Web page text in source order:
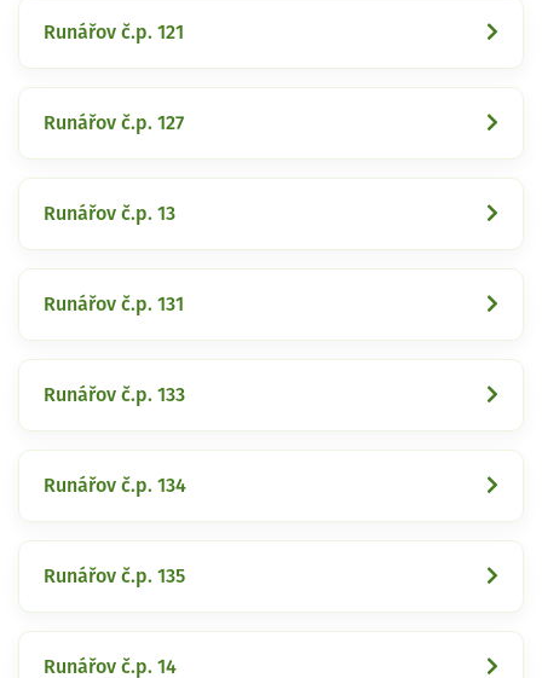
Runářov č.p. 121
Runářov č.p. 127
Runářov č.p. 13
Runářov č.p. 131
Runářov č.p. 133
Runářov č.p. 134
Runářov č.p. 135
Runářov č.p. 14